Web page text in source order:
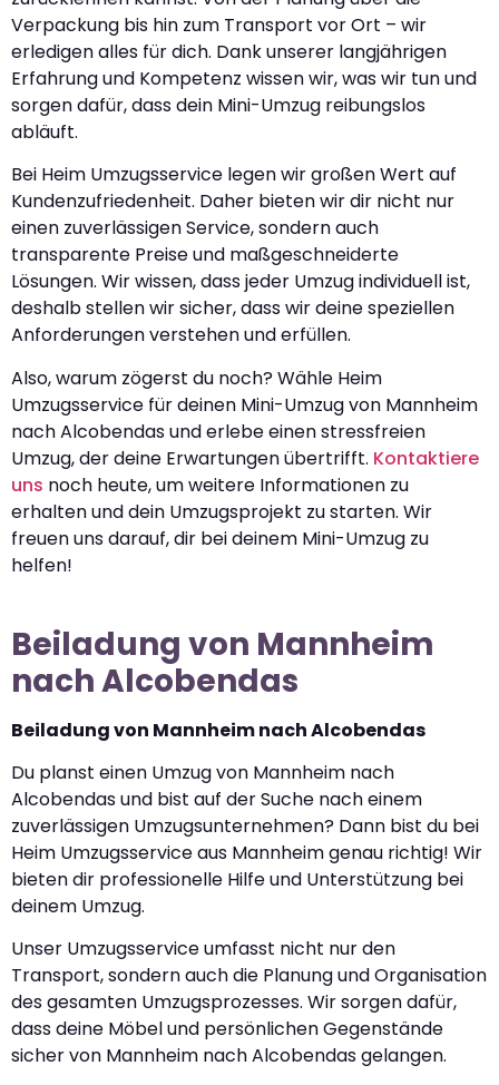
Verpackung bis hin zum Transport vor Ort – wir
erledigen alles für dich. Dank unserer langjährigen
Erfahrung und Kompetenz wissen wir, was wir tun und
sorgen dafür, dass dein Mini-Umzug reibungslos
abläuft.
Bei Heim Umzugsservice legen wir großen Wert auf
Kundenzufriedenheit. Daher bieten wir dir nicht nur
einen zuverlässigen Service, sondern auch
transparente Preise und maßgeschneiderte
Lösungen. Wir wissen, dass jeder Umzug individuell ist,
deshalb stellen wir sicher, dass wir deine speziellen
Anforderungen verstehen und erfüllen.
Also, warum zögerst du noch? Wähle Heim
Umzugsservice für deinen Mini-Umzug von Mannheim
nach Alcobendas und erlebe einen stressfreien
Umzug, der deine Erwartungen übertrifft. Kontaktiere
uns noch heute, um weitere Informationen zu
erhalten und dein Umzugsprojekt zu starten. Wir
freuen uns darauf, dir bei deinem Mini-Umzug zu
helfen!
Beiladung von Mannheim
nach Alcobendas
Beiladung von Mannheim nach Alcobendas
Du planst einen Umzug von Mannheim nach
Alcobendas und bist auf der Suche nach einem
zuverlässigen Umzugsunternehmen? Dann bist du bei
Heim Umzugsservice aus Mannheim genau richtig! Wir
bieten dir professionelle Hilfe und Unterstützung bei
deinem Umzug.
Unser Umzugsservice umfasst nicht nur den
Transport, sondern auch die Planung und Organisation
des gesamten Umzugsprozesses. Wir sorgen dafür,
dass deine Möbel und persönlichen Gegenstände
sicher von Mannheim nach Alcobendas gelangen.